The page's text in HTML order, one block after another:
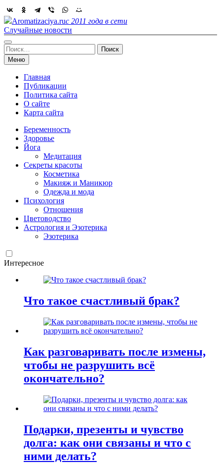
Skip
to
content
Aromatizaciya.ruс 2011 года в сети
Случайные новости
Найти:
Меню
Главная
Публикации
Политика сайта
О сайте
Карта сайта
Беременность
Здоровье
Йога
Медитация
Секреты красоты
Косметика
Макияж и Маникюр
Одежда и мода
Психология
Отношения
Цветоводство
Астрология и Эзотерика
Эзотерика
Интересное
Что такое счастливый брак?
Как разговаривать после измены,
чтобы не разрушить всё
окончательно?
Подарки, презенты и чувство
долга: как они связаны и что с
ними делать?